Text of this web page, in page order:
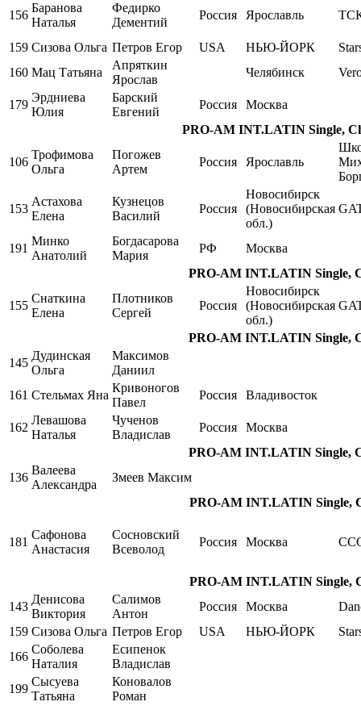
156
Баранова
Наталья
Федирко
Дементий
Россия Ярославль
159 Сизова Ольга Петров Егор USA НЬЮ-ЙОРК
160 Мац Татьяна
Апряткин
Ярослав
Челябинск
179
Эрдниева
Юлия
Барский
Евгений
Россия
Москва
PRO-AM INT.LATIN Single,
106
Трофимова
Ольга
Погожев
Артем
Россия Ярославль
153
Астахова
Елена
Кузнецов
Василий
Россия
Новосибирск
(Новосибирская
обл.)
191
Минко
Анатолий
Богдасарова
Мария
РФ
Москва
PRO-AM INT.LATIN Single,
155
Снаткина
Елена
Плотников
Сергей
Россия
Новосибирск
(Новосибирская
обл.)
PRO-AM INT.LATIN Single,
145
Дудинская
Ольга
Максимов
Даниил
161 Стельмах Яна
Кривоногов
Павел
Россия Владивосток
162
Левашова
Наталья
Чученов
Владислав
Россия
Москва
PRO-AM INT.LATIN Single,
136
Валеева
Александра
Змеев Максим
PRO-AM INT.LATIN Single,
181
Сафонова
Анастасия
Сосновский
Всеволод
Россия Москва
PRO-AM INT.LATIN Single,
143
Денисова
Виктория
Салимов
Антон
Россия Москва
159 Сизова Ольга Петров Егор USA НЬЮ-ЙОРК
166
Соболева
Наталия
Есипенок
Владислав
199
Сысуева
Татьяна
Коновалов
Роман